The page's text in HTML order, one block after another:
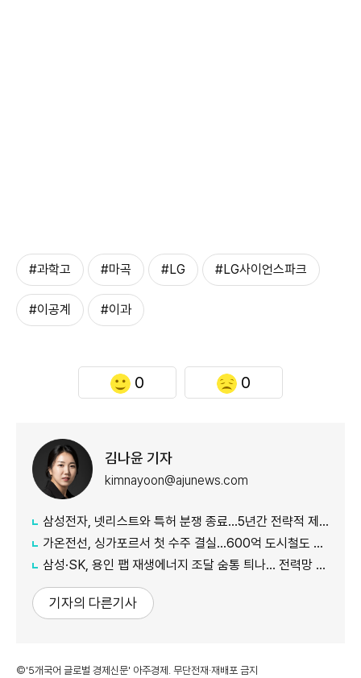
#과학고 #마곡 #LG #LG사이언스파크
#이공계 #이과
0 0
김나윤 기자
kimnayoon@ajunews.com
삼성전자, 넷리스트와 특허 분쟁 종료…5년간 전략적 제휴
가온전선, 싱가포르서 첫 수주 결실…600억 도시철도 케이블 공급
삼성·SK, 용인 팹 재생에너지 조달 숨통 틔나… 전력망 확충에 에너지 리스크 완화 기대
기자의 다른기사
©'5개국어 글로벌 경제신문' 아주경제. 무단전재·재배포 금지